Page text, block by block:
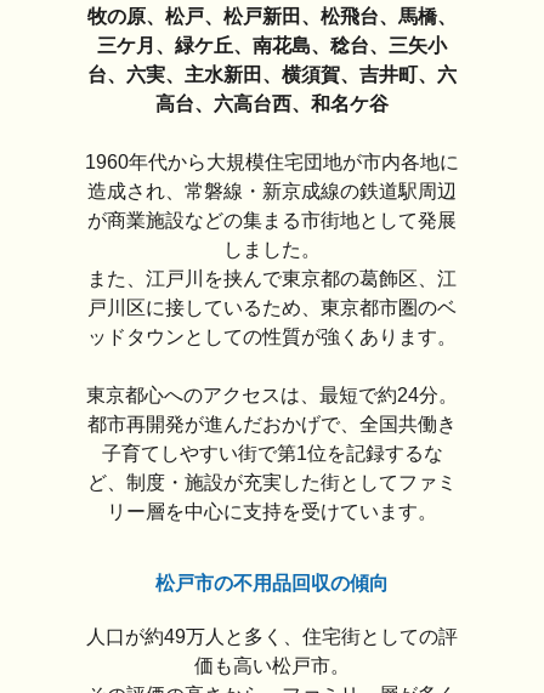
牧の原、松戸、松戸新田、松飛台、馬橋、
三ケ月、緑ケ丘、南花島、稔台、三矢小
台、六実、主水新田、横須賀、吉井町、六
高台、六高台西、和名ケ谷
1960年代から大規模住宅団地が市内各地に
造成され、常磐線・新京成線の鉄道駅周辺
が商業施設などの集まる市街地として発展
しました。
また、江戸川を挟んで東京都の葛飾区、江
戸川区に接しているため、東京都市圏のベ
ッドタウンとしての性質が強くあります。
東京都心へのアクセスは、最短で約24分。
都市再開発が進んだおかげで、全国共働き
子育てしやすい街で第1位を記録するな
ど、制度・施設が充実した街としてファミ
リー層を中心に支持を受けています。
松戸市の不用品回収の傾向
人口が約49万人と多く、住宅街としての評
価も高い松戸市。